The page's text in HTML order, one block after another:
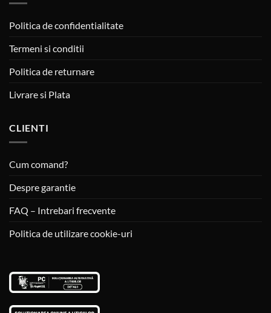
Politica de confidentialitate
Termeni si conditii
Politica de returnare
Livrare si Plata
CLIENTI
Cum comand?
Despre garantie
FAQ – Intrebari frecvente
Politica de utilizare cookie-uri